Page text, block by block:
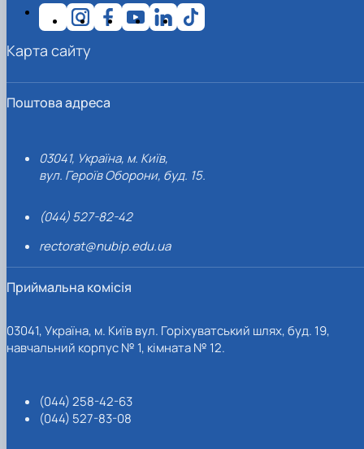
Поштова адреса
03041, Україна, м. Київ,
вул. Героїв Оборони, буд. 15.
(044) 527-82-42
rectorat@nubip.edu.ua
Приймальна комісія
03041, Україна, м. Київ вул. Горіхуватський шлях, буд. 19,
навчальний корпус № 1, кімната № 12.
(044) 258-42-63
(044) 527-83-08
Карта сайту